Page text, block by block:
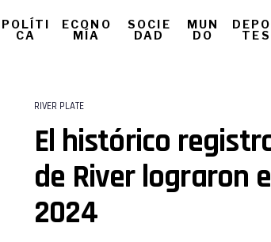
POLÍTI
CA
ECONO
MÍA
SOCIE
DAD
MUN
DO
TES
RIVER PLATE
El histórico
de River lograron
2024